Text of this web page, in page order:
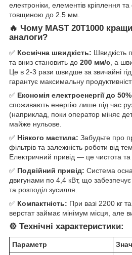
електроніки, елементів кріплення
товщиною до 2.5 мм.
🔥 Чому MAST 20T1000
аналоги?
✅ Космічна швидкість: Швидкість
та вниз становить до 200 мм/с , а
Це в 2-3 рази швидше за звичайні
гарантує максимальну
✅ Економія електроенергії до
споживають енергію лише під час
(наприклад, поки оператор міняє
майже нульове.
✅ Ніякого мастила: Забудьте про
фільтрів та залежність роботи від
Електричний привід — це чистота та
✅ Подвійний привід: Система
двигунами по 4,4 кВт, що забезпечує
та розподіл зусилля.
✅ Компактність: При вазі 2200 кг
верстат займає мінімум місця, але
⚙️ Технічні характеристики:
Параметр